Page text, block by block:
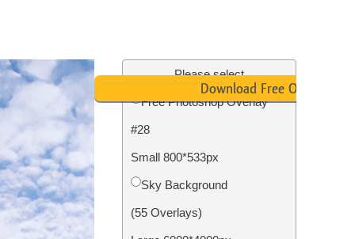
muokkaus
Valokuvan restaurointi
videopeittokuvat
Please select
Free Photoshop Overlay
#28
Small 800*533px
Sky Background
(55 Overlays)
Download Free Overlay